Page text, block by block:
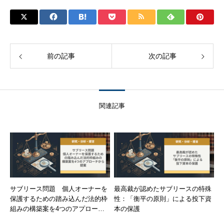
前の記事 次の記事
関連記事
サブリース問題 個人オーナーを
保護するための踏み込んだ法的枠
組みの構築案を4つのアプローチ
最高裁が認めたサブリースの特殊
性：「衡平の原則」による投下資
本の保護